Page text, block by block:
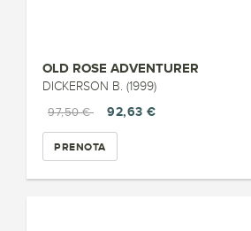
OLD ROSE ADVENTURER
DICKERSON B. (1999)
97,50 €
92,63 €
PRENOTA